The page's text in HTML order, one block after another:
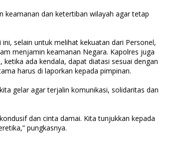
keamanan dan ketertiban wilayah agar tetap
selain untuk melihat kekuatan dari Personel,
menjamin keamanan Negara. Kapolres juga
ada kendala, dapat diatasi sesuai dengan
harus di laporkan kepada pimpinan.
gelar agar terjalin komunikasi, solidaritas dan
dan cinta damai. Kita tunjukkan kepada
pungkasnya.